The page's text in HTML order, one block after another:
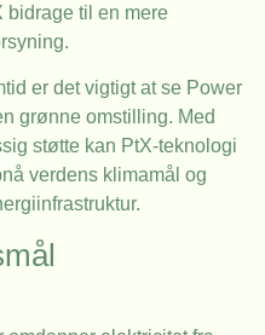
bidrage til en mere
er det vigtigt at se Power
grønne omstilling. Med
støtte kan PtX-teknologi
verdens klimamål og